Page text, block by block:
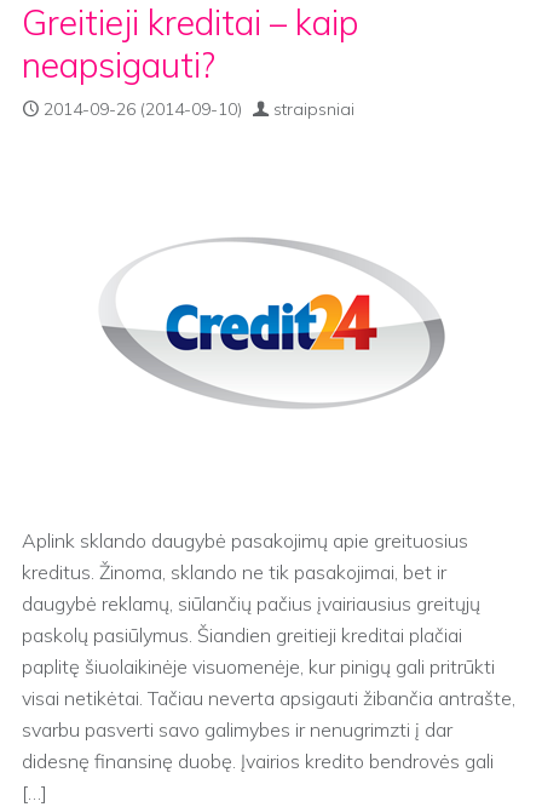
Greitieji kreditai – kaip
neapsigauti?
2014-09-26 (2014-09-10) straipsniai
Aplink sklando daugybė pasakojimų apie greituosius
kreditus. Žinoma, sklando ne tik pasakojimai, bet ir
daugybė reklamų, siūlančių pačius įvairiausius greitųjų
paskolų pasiūlymus. Šiandien greitieji kreditai plačiai
paplitę šiuolaikinėje visuomenėje, kur pinigų gali pritrūkti
visai netikėtai. Tačiau neverta apsigauti žibančia antrašte,
svarbu pasverti savo galimybes ir nenugrimzti į dar
didesnę finansinę duobę. Įvairios kredito bendrovės gali
[…]